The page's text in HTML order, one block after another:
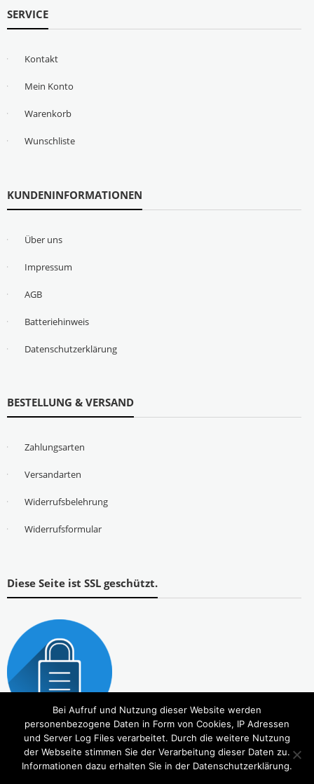
SERVICE
Kontakt
Mein Konto
Warenkorb
Wunschliste
KUNDENINFORMATIONEN
Über uns
Impressum
AGB
Batteriehinweis
Datenschutzerklärung
BESTELLUNG & VERSAND
Zahlungsarten
Versandarten
Widerrufsbelehrung
Widerrufsformular
Diese Seite ist SSL geschützt.
Bei Aufruf und Nutzung dieser Website werden
personenbezogene Daten in Form von Cookies, IP Adressen
und Server Log Files verarbeitet. Durch die weitere Nutzung
der Webseite stimmen Sie der Verarbeitung dieser Daten zu.
Informationen dazu erhalten Sie in der Datenschutzerklärung.